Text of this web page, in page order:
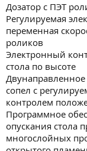
Дозатор с ПЭТ
Регулируемая
переменная
роликов
Электронный
стола по высоте
сопел с
контролем
Программное
опускания стола
многослойных